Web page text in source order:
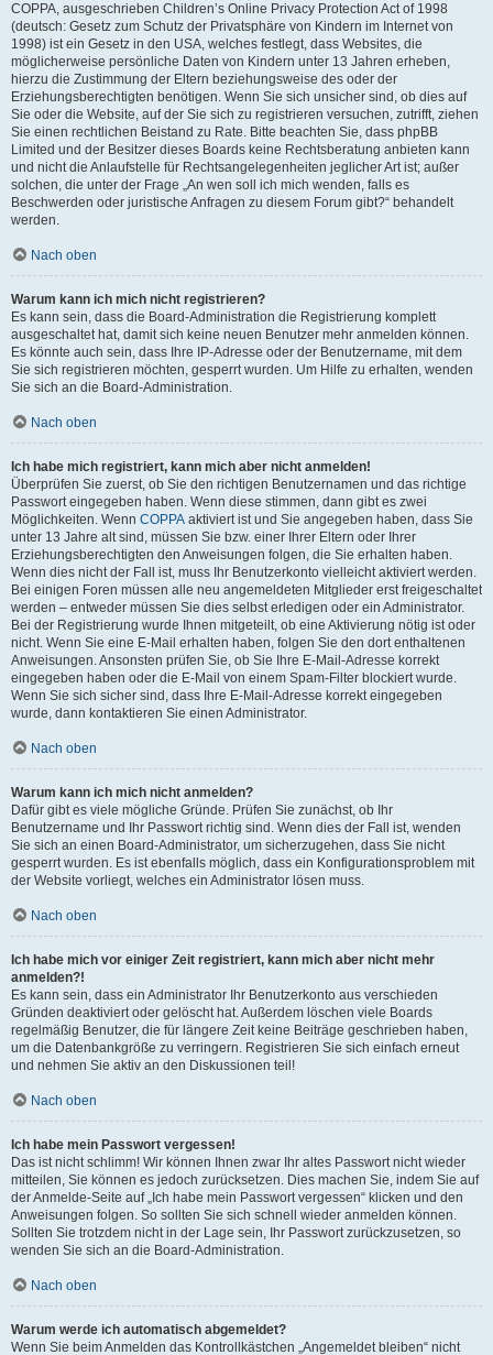
COPPA, ausgeschrieben Children’s Online Privacy Protection Act of 1998
(deutsch: Gesetz zum Schutz der Privatsphäre von Kindern im Internet von
1998) ist ein Gesetz in den USA, welches festlegt, dass Websites, die
möglicherweise persönliche Daten von Kindern unter 13 Jahren erheben,
hierzu die Zustimmung der Eltern beziehungsweise des oder der
Erziehungsberechtigten benötigen. Wenn Sie sich unsicher sind, ob dies auf
Sie oder die Website, auf der Sie sich zu registrieren versuchen, zutrifft, ziehen
Sie einen rechtlichen Beistand zu Rate. Bitte beachten Sie, dass phpBB
Limited und der Besitzer dieses Boards keine Rechtsberatung anbieten kann
und nicht die Anlaufstelle für Rechtsangelegenheiten jeglicher Art ist; außer
solchen, die unter der Frage „An wen soll ich mich wenden, falls es
Beschwerden oder juristische Anfragen zu diesem Forum gibt?“ behandelt
werden.
Nach oben
Warum kann ich mich nicht registrieren?
Es kann sein, dass die Board-Administration die Registrierung komplett
ausgeschaltet hat, damit sich keine neuen Benutzer mehr anmelden können.
Es könnte auch sein, dass Ihre IP-Adresse oder der Benutzername, mit dem
Sie sich registrieren möchten, gesperrt wurden. Um Hilfe zu erhalten, wenden
Sie sich an die Board-Administration.
Nach oben
Ich habe mich registriert, kann mich aber nicht anmelden!
Überprüfen Sie zuerst, ob Sie den richtigen Benutzernamen und das richtige
Passwort eingegeben haben. Wenn diese stimmen, dann gibt es zwei
Möglichkeiten. Wenn COPPA aktiviert ist und Sie angegeben haben, dass Sie
unter 13 Jahre alt sind, müssen Sie bzw. einer Ihrer Eltern oder Ihrer
Erziehungsberechtigten den Anweisungen folgen, die Sie erhalten haben.
Wenn dies nicht der Fall ist, muss Ihr Benutzerkonto vielleicht aktiviert werden.
Bei einigen Foren müssen alle neu angemeldeten Mitglieder erst freigeschaltet
werden – entweder müssen Sie dies selbst erledigen oder ein Administrator.
Bei der Registrierung wurde Ihnen mitgeteilt, ob eine Aktivierung nötig ist oder
nicht. Wenn Sie eine E-Mail erhalten haben, folgen Sie den dort enthaltenen
Anweisungen. Ansonsten prüfen Sie, ob Sie Ihre E-Mail-Adresse korrekt
eingegeben haben oder die E-Mail von einem Spam-Filter blockiert wurde.
Wenn Sie sich sicher sind, dass Ihre E-Mail-Adresse korrekt eingegeben
wurde, dann kontaktieren Sie einen Administrator.
Nach oben
Warum kann ich mich nicht anmelden?
Dafür gibt es viele mögliche Gründe. Prüfen Sie zunächst, ob Ihr
Benutzername und Ihr Passwort richtig sind. Wenn dies der Fall ist, wenden
Sie sich an einen Board-Administrator, um sicherzugehen, dass Sie nicht
gesperrt wurden. Es ist ebenfalls möglich, dass ein Konfigurationsproblem mit
der Website vorliegt, welches ein Administrator lösen muss.
Nach oben
Ich habe mich vor einiger Zeit registriert, kann mich aber nicht mehr
anmelden?!
Es kann sein, dass ein Administrator Ihr Benutzerkonto aus verschieden
Gründen deaktiviert oder gelöscht hat. Außerdem löschen viele Boards
regelmäßig Benutzer, die für längere Zeit keine Beiträge geschrieben haben,
um die Datenbankgröße zu verringern. Registrieren Sie sich einfach erneut
und nehmen Sie aktiv an den Diskussionen teil!
Nach oben
Ich habe mein Passwort vergessen!
Das ist nicht schlimm! Wir können Ihnen zwar Ihr altes Passwort nicht wieder
mitteilen, Sie können es jedoch zurücksetzen. Dies machen Sie, indem Sie auf
der Anmelde-Seite auf „Ich habe mein Passwort vergessen“ klicken und den
Anweisungen folgen. So sollten Sie sich schnell wieder anmelden können.
Sollten Sie trotzdem nicht in der Lage sein, Ihr Passwort zurückzusetzen, so
wenden Sie sich an die Board-Administration.
Nach oben
Warum werde ich automatisch abgemeldet?
Wenn Sie beim Anmelden das Kontrollkästchen „Angemeldet bleiben“ nicht